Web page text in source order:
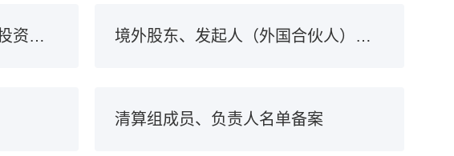
公司董事、监事、经理（外商投资企业联合管理委员会委员）变动备案 境外股东、发起人（外国合伙人）法律文件接受人备案
清算组成员、负责人名单备案